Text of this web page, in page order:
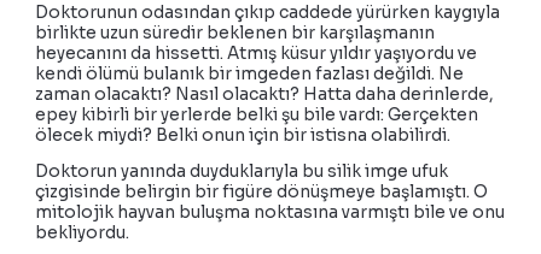
Doktorunun odasından çıkıp caddede yürürken kaygıyla
birlikte uzun süredir beklenen bir karşılaşmanın
heyecanını da hissetti. Atmış küsur yıldır yaşıyordu ve
kendi ölümü bulanık bir imgeden fazlası değildi. Ne
zaman olacaktı? Nasıl olacaktı? Hatta daha derinlerde,
epey kibirli bir yerlerde belki şu bile vardı: Gerçekten
ölecek miydi? Belki onun için bir istisna olabilirdi.
Doktorun yanında duyduklarıyla bu silik imge ufuk
çizgisinde belirgin bir figüre dönüşmeye başlamıştı. O
mitolojik hayvan buluşma noktasına varmıştı bile ve onu
bekliyordu.